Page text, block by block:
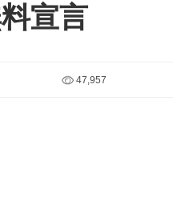
宣言
47,957